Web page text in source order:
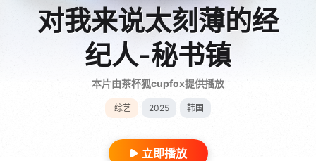
对我来说太刻薄的经
纪人-秘书镇
本片由茶杯狐cupfox提供播放
综艺 2025 韩国
立即播放